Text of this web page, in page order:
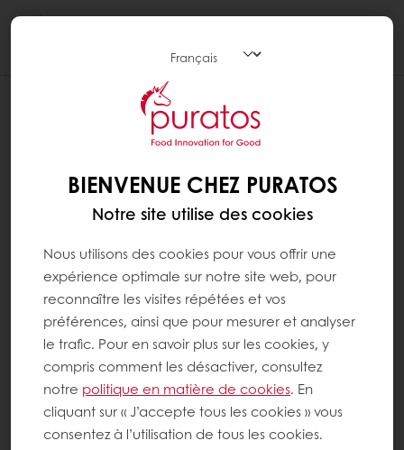
BIENVENUE CHEZ PURATOS
Notre site utilise des cookies
Nous utilisons des cookies pour vous offrir une
expérience optimale sur notre site web, pour
reconnaître les visites répétées et vos
préférences, ainsi que pour mesurer et analyser
le trafic. Pour en savoir plus sur les cookies, y
compris comment les désactiver, consultez
notre politique en matière de cookies. En
cliquant sur « J’accepte tous les cookies » vous
consentez à l’utilisation de tous les cookies.